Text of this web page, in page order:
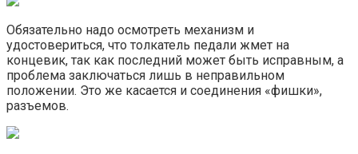
Обязательно надо осмотреть механизм и
удостовериться, что толкатель педали жмет на
концевик, так как последний может быть исправным, а
проблема заключаться лишь в неправильном
положении. Это же касается и соединения «фишки»,
разъемов.